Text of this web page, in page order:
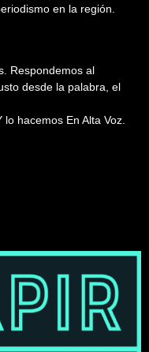
en la región.
Respondemos al
desde la palabra, el
hacemos En Alta Voz.